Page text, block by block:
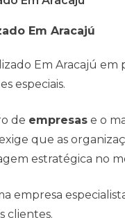
Em Aracajú
Em Aracajú
especiais.
de empresas e o
que as
estratégica no
empresa
clientes.